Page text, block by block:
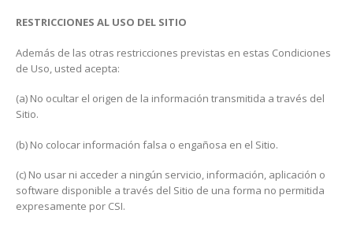
RESTRICCIONES AL USO DEL SITIO
Además de las otras restricciones previstas en estas Condiciones
de Uso, usted acepta:
(a) No ocultar el origen de la información transmitida a través del
Sitio.
(b) No colocar información falsa o engañosa en el Sitio.
(c) No usar ni acceder a ningún servicio, información, aplicación o
software disponible a través del Sitio de una forma no permitida
expresamente por CSI.